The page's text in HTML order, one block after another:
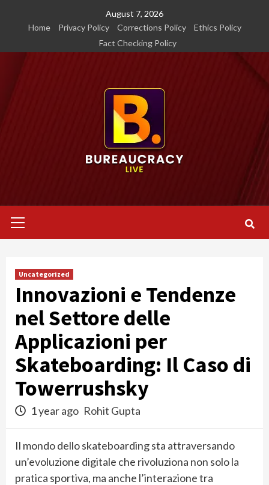
August 7, 2026
Home
Privacy Policy Corrections Policy
Ethics Policy
Fact Checking Policy
Menu
Uncategorized
Innovazioni e Tendenze
nel Settore delle
Applicazioni per
Skateboarding: Il Caso di
Towerrushsky
1 year ago Rohit Gupta
Il mondo dello skateboarding sta attraversando
un’evoluzione digitale che rivoluziona non solo la
pratica sportiva, ma anche l’interazione tra